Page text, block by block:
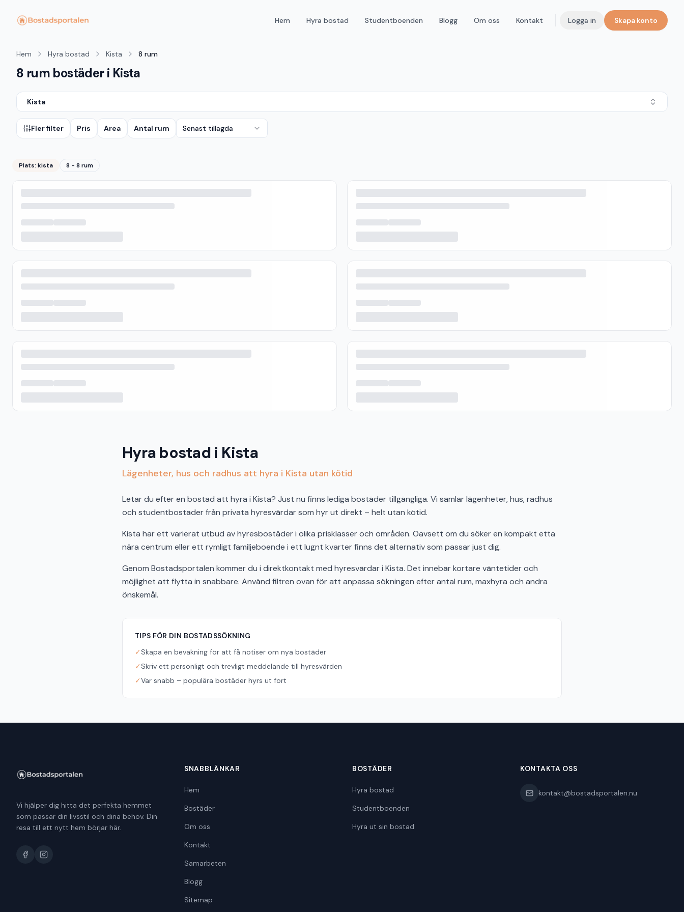
Hem Hyra bostad Studentboenden Blogg Om oss Kontakt Logga in Skapa konto
Hem Hyra bostad Kista 8 rum
8 rum bostäder i Kista
Kista
Fler filter Pris Area Antal rum Senast tillagda
Plats: kista 8 - 8 rum
Hyra bostad i Kista
Lägenheter, hus och radhus att hyra i Kista utan kötid
Letar du efter en bostad att hyra i Kista? Just nu finns lediga bostäder tillgängliga. Vi samlar lägenheter, hus, radhus
och studentbostäder från privata hyresvärdar som hyr ut direkt – helt utan kötid.
Kista har ett varierat utbud av hyresbostäder i olika prisklasser och områden. Oavsett om du söker en kompakt etta
nära centrum eller ett rymligt familjeboende i ett lugnt kvarter finns det alternativ som passar just dig.
Genom Bostadsportalen kommer du i direktkontakt med hyresvärdar i Kista. Det innebär kortare väntetider och
möjlighet att flytta in snabbare. Använd filtren ovan för att anpassa sökningen efter antal rum, maxhyra och andra
önskemål.
TIPS FÖR DIN BOSTADSSÖKNING
✓Skapa en bevakning för att få notiser om nya bostäder
✓Skriv ett personligt och trevligt meddelande till hyresvärden
✓Var snabb – populära bostäder hyrs ut fort
Vi hjälper dig hitta det perfekta hemmet
som passar din livsstil och dina behov. Din
resa till ett nytt hem börjar här.
SNABBLÄNKAR
Hem
Bostäder
Om oss
Kontakt
Samarbeten
Blogg
Sitemap
BOSTÄDER
Hyra bostad
Studentboenden
Hyra ut sin bostad
KONTAKTA OSS
kontakt@bostadsportalen.nu